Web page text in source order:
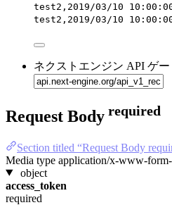
test2,2019/03/10
test2,2019/03/10
ネクストエンジン API ゲー
Request Body required
Section titled “Request Body
Media type application/x-www-
object
access_token
required